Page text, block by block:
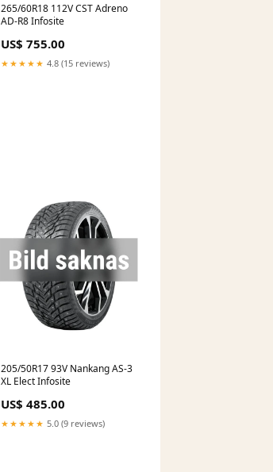
265/60R18 112V CST Adreno
AD-R8 Infosite
US$ 755.00
★★★★★ 4.8 (15 reviews)
205/50R17 93V Nankang AS-3
XL Elect Infosite
US$ 485.00
★★★★★ 5.0 (9 reviews)